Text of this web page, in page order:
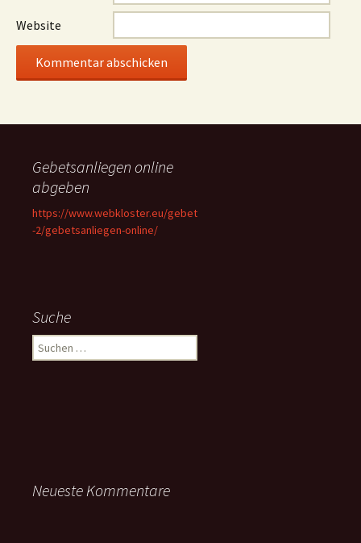
Website
Gebetsanliegen online
abgeben
https://www.webkloster.eu/gebet
-2/gebetsanliegen-online/
Suche
Suchen
nach:
Neueste Kommentare